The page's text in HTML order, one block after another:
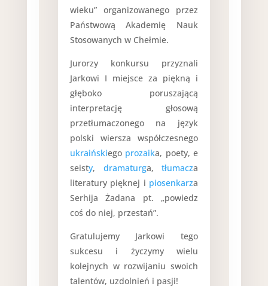
wieku” organizowanego przez
Państwową Akademię Nauk
Stosowanych w Chełmie.
Jurorzy konkursu przyznali
Jarkowi I miejsce za piękną i
głęboko poruszającą
interpretację głosową
przetłumaczonego na język
polski wiersza współczesnego
ukraińskiego prozaika, poety, e
seisty, dramaturga,tłumacza
literatury pięknej i piosenkarza
Serhija Żadana pt. „powiedz
coś do niej, przestań”.
Gratulujemy Jarkowi tego
sukcesu i życzymy wielu
kolejnych w rozwijaniu swoich
talentów, uzdolnień i pasji!